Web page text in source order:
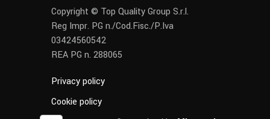
Copyright © Top Quality Group S.r.l.
Reg Impr. PG n./Cod.Fisc./P.Iva
03424560542
REA PG n. 288065
Privacy policy
Cookie policy